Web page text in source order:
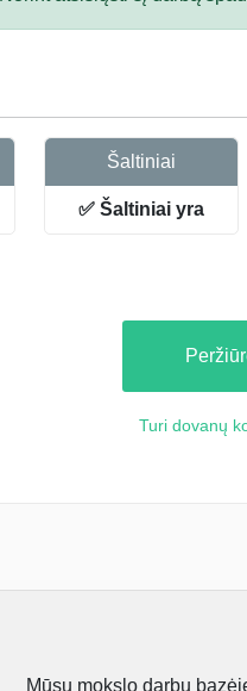
Šaltiniai
✅ Šaltiniai yra
Turi dovanų
Mūsų mokslo darbų